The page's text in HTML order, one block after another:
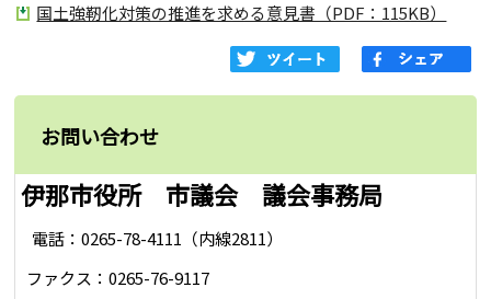
国土強靭化対策の推進を求める意見書（PDF：115KB）
お問い合わせ
伊那市役所 市議会 議会事務局
電話：0265-78-4111（内線2811）
ファクス：0265-76-9117